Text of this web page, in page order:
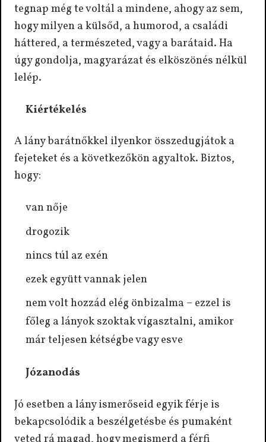
tegnap még te voltál a mindene, ahogy az sem,
hogy milyen a külsőd, a humorod, a családi
háttered, a természeted, vagy a barátaid. Ha
úgy gondolja, magyarázat és elköszönés nélkül
lelép.
Kiértékelés
A lány barátnőkkel ilyenkor összedugjátok a
fejeteket és a következőkön agyaltok. Biztos,
hogy:
van nője
drogozik
nincs túl az exén
ezek együtt vannak jelen
nem volt hozzád elég önbizalma – ezzel is
főleg a lányok szoktak vígasztalni, amikor
már teljesen kétségbe vagy esve
Józanodás
Jó esetben a lány ismerőseid egyik férje is
bekapcsolódik a beszélgetésbe és pumaként